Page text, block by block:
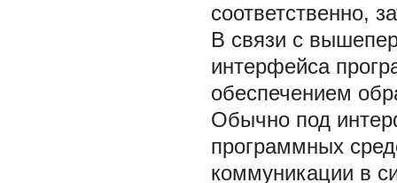
соответственно,
В связи с
интерфейса
обеспечением
Обычно под
программных
коммуникации в